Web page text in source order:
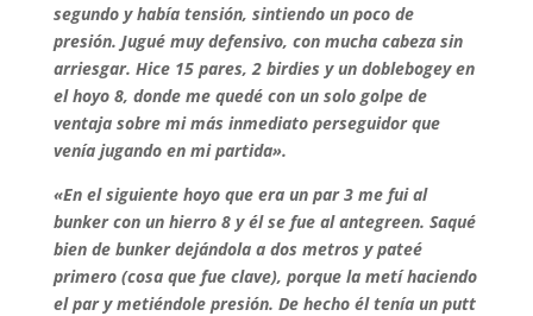
segundo y había tensión, sintiendo un poco de
presión. Jugué muy defensivo, con mucha cabeza sin
arriesgar. Hice 15 pares, 2 birdies y un doblebogey en
el hoyo 8, donde me quedé con un solo golpe de
ventaja sobre mi más inmediato perseguidor que
venía jugando en mi partida».
«En el siguiente hoyo que era un par 3 me fui al
bunker con un hierro 8 y él se fue al antegreen. Saqué
bien de bunker dejándola a dos metros y pateé
primero (cosa que fue clave), porque la metí haciendo
el par y metiéndole presión. De hecho él tenía un putt